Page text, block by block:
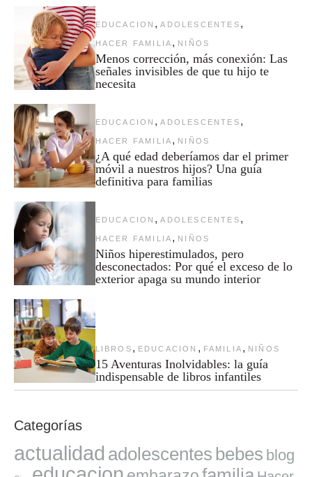
EDUCACION , ADOLESCENTES ,
HACER FAMILIA , NIÑOS
Menos corrección, más conexión: Las
señales invisibles de que tu hijo te
necesita
EDUCACION , ADOLESCENTES ,
HACER FAMILIA , NIÑOS
¿A qué edad deberíamos dar el primer
móvil a nuestros hijos? Una guía
definitiva para familias
EDUCACION , ADOLESCENTES ,
HACER FAMILIA , NIÑOS
Niños hiperestimulados, pero
desconectados: Por qué el exceso de lo
exterior apaga su mundo interior
LIBROS , EDUCACION , FAMILIA , NIÑOS
15 Aventuras Inolvidables: la guía
indispensable de libros infantiles
Categorías
actualidad adolescentes bebes blog